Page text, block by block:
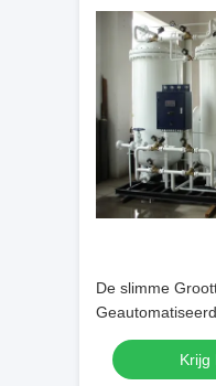
De slimme
Stikstofgas
Krijg